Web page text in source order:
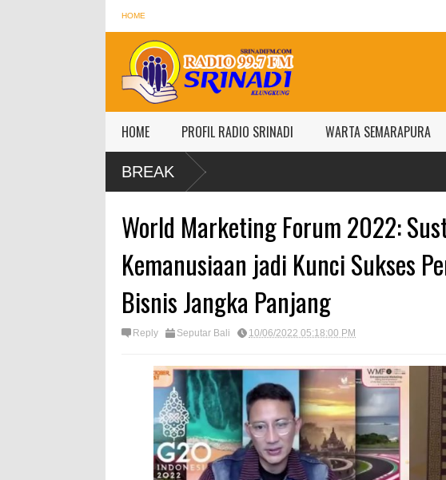
HOME
HOME PROFIL RADIO SRINADI WARTA SEMARAPURA
BREAK
World Marketing Forum 2022:
Kemanusiaan jadi Kunci Sukses
Bisnis Jangka Panjang
Reply Seputar Bali 10/06/2022 05:18:00 PM